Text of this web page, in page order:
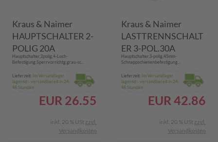
Kraus & Naimer
HAUPTSCHALTER 2-
POLIG 20A
(KG10B.T102/01.E)
Hauptschalter,2polig,4-Loch-
Befestigung,Sperrvorrichtg.grau-sc...
Lieferzeit: Im Versandlager
lagernd - versandbereit in 24-
48 Stunden
EUR 26.55
inkl. 20 % USt zzgl.
Versandkosten
Kraus & Naimer
LASTTRENNSCHALT
ER 3-POL.30A
(KG32A.T303/58.VE2)
Hauptschalter,3-polig,45mm-
Schnappschienenbefestigung...
Lieferzeit: Im Versandlager
lagernd - versandbereit in 24-
48 Stunden
EUR 42.86
inkl. 20 % USt zzgl.
Versandkosten